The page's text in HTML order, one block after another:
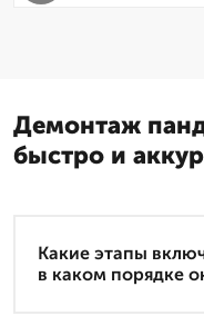
Демонтаж
быстро и
Какие этапы
в каком порядке